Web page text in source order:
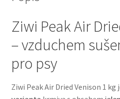
Veterinární dieta pro kočky
Vše pro psy — Krmivo, doplňky,
Boudy a výběhy
Ziwi Peak Air
– vzduchem
pro psy
Ziwi Peak Air Dried Venison 1 kg